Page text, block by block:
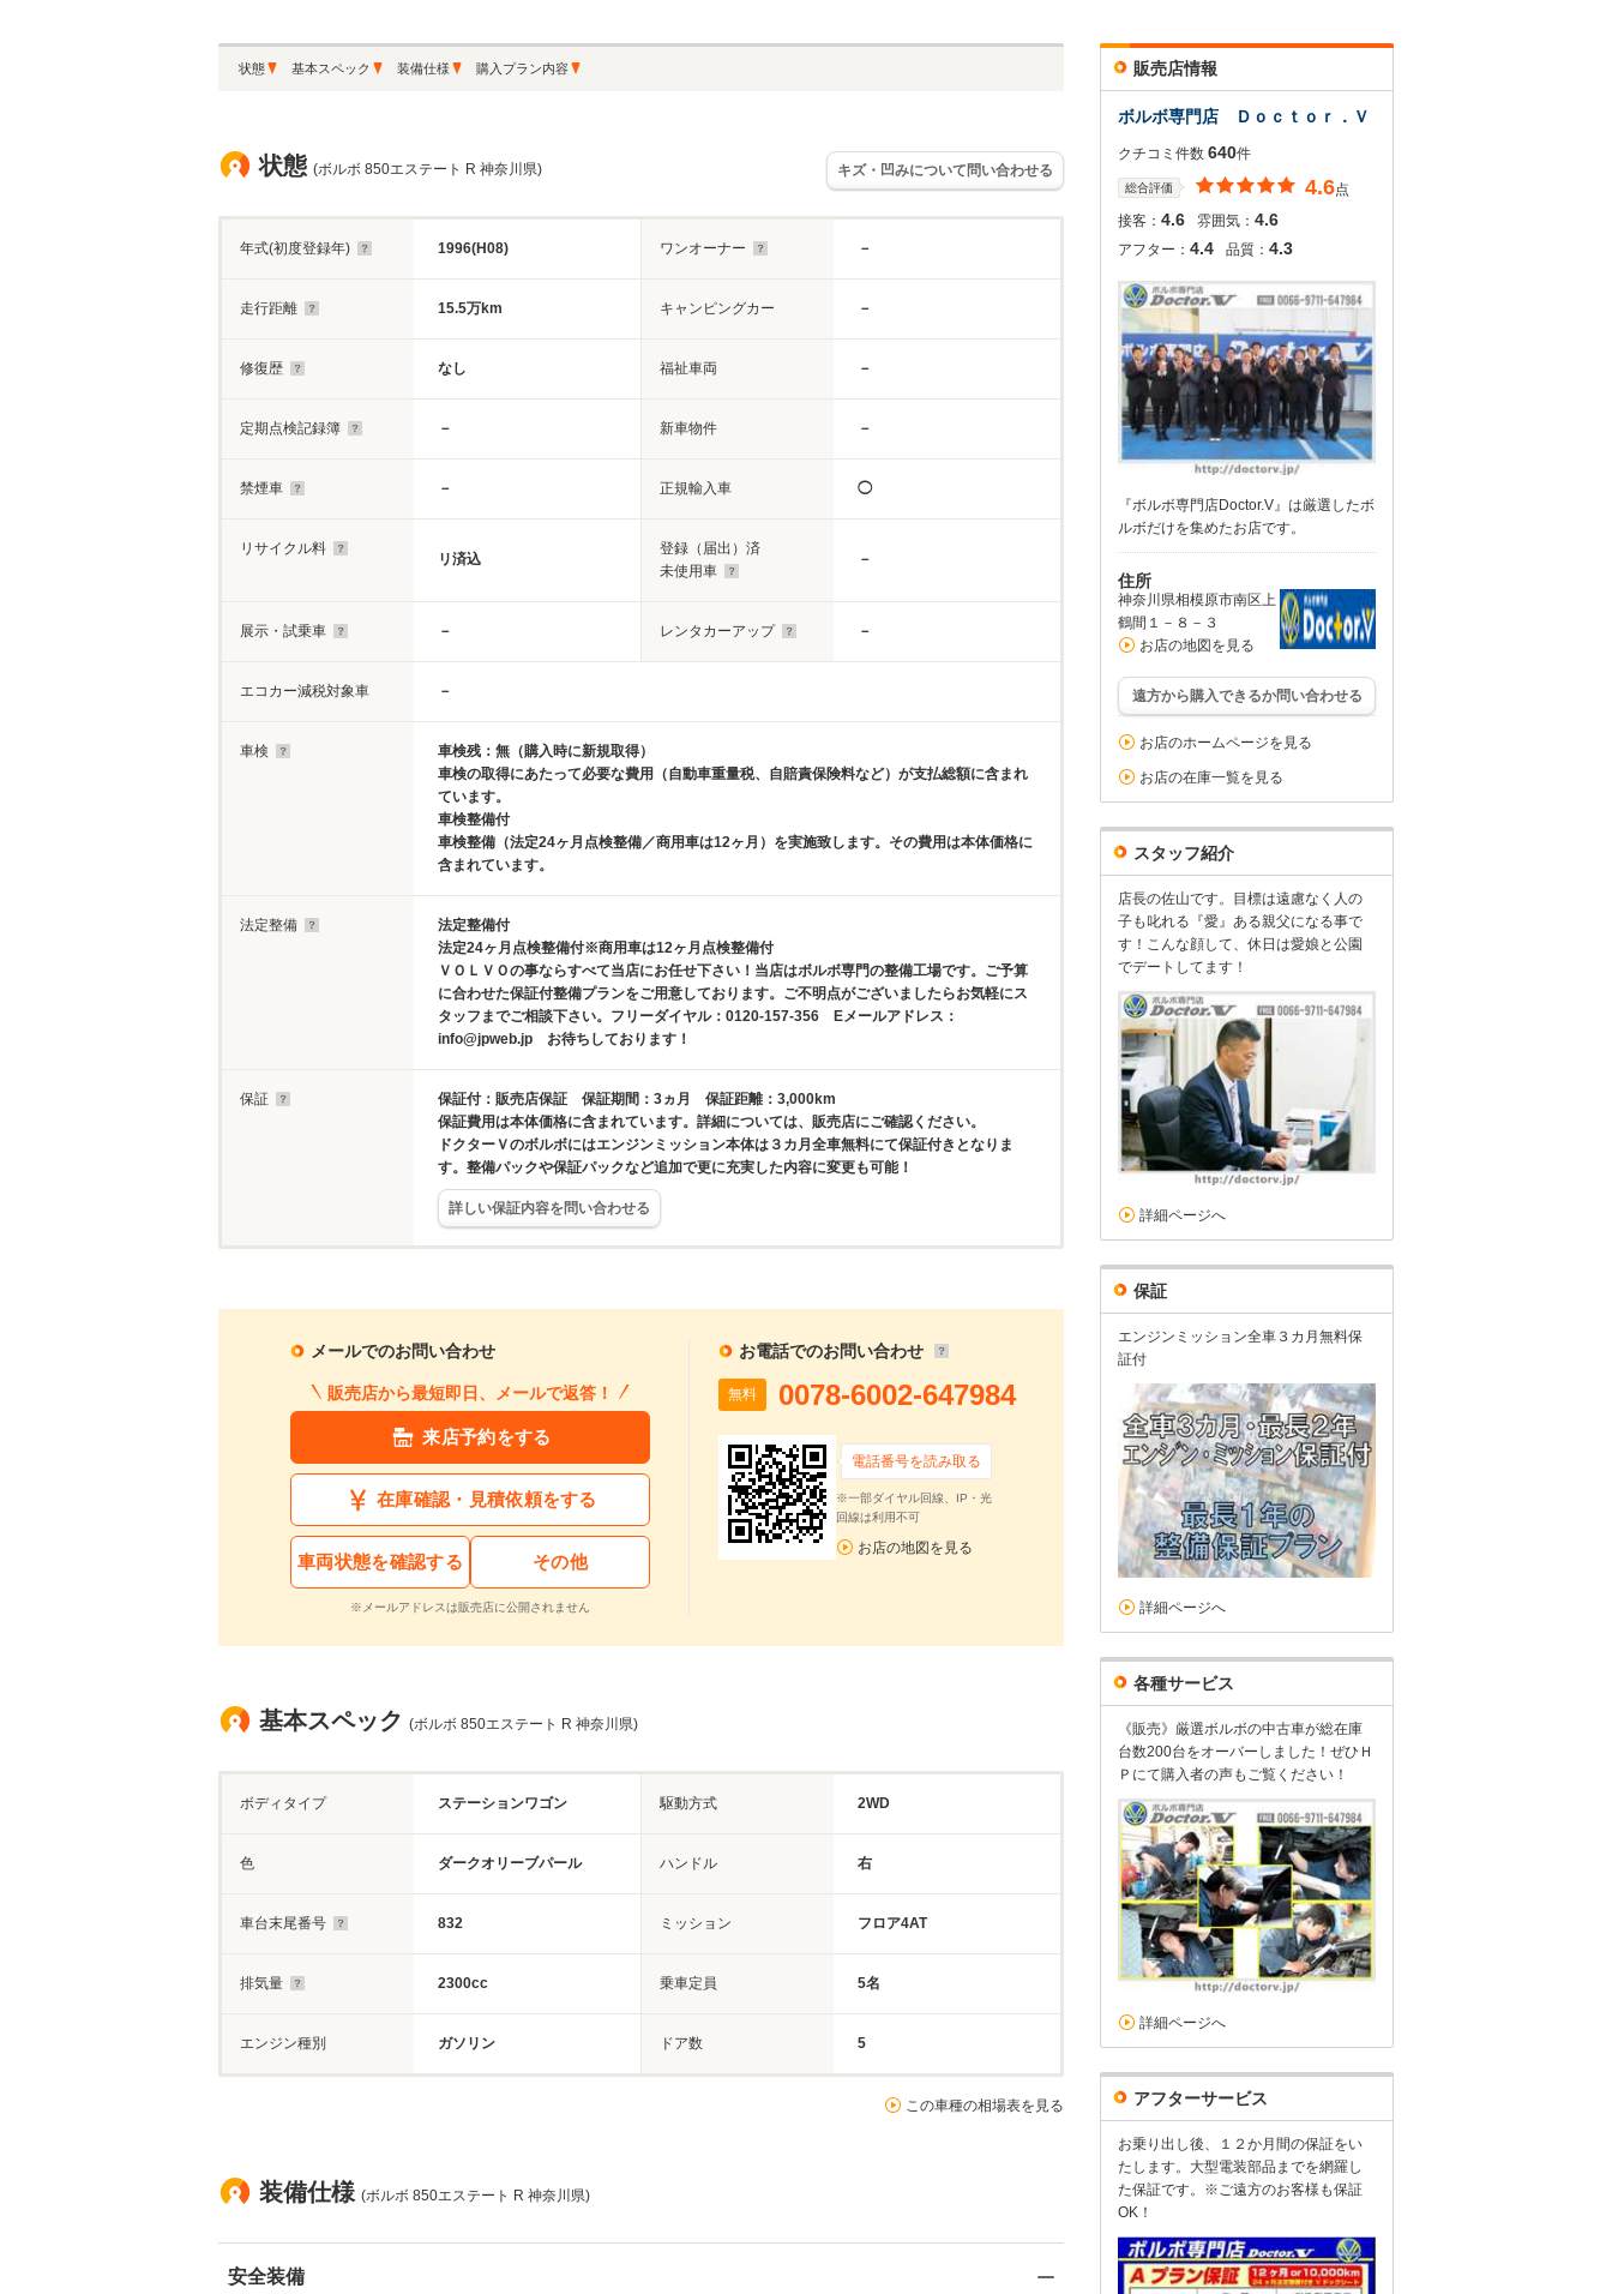
状態 基本スペック 装備仕様 購入プラン内容
状態 (ボルボ 850エステート R 神奈川県) キズ・凹みについて問い合わせる
年式(初度登録年) 1996(H08) ワンオーナー －
走行距離 15.5万km キャンピングカー －
修復歴 なし 福祉車両 －
定期点検記録簿 － 新車物件 －
禁煙車 － 正規輸入車 ◯
リサイクル料
リ済込
登録（届出）済
未使用車
－
展示・試乗車 － レンタカーアップ －
エコカー減税対象車 －
車検
車検残：無（購入時に新規取得）
車検の取得にあたって必要な費用（自動車重量税、自賠責保険料など）が支払総額に含まれ
ています。
車検整備付
車検整備（法定24ヶ月点検整備／商用車は12ヶ月）を実施致します。その費用は本体価格に
含まれています。
法定整備
法定整備付
法定24ヶ月点検整備付※商用車は12ヶ月点検整備付
ＶＯＬＶＯの事ならすべて当店にお任せ下さい！当店はボルボ専門の整備工場です。ご予算
に合わせた保証付整備プランをご用意しております。ご不明点がございましたらお気軽にス
タッフまでご相談下さい。フリーダイヤル：0120-157-356 Eメールアドレス：
info@jpweb.jp お待ちしております！
保証
保証付：販売店保証 保証期間：3ヵ月 保証距離：3,000km
保証費用は本体価格に含まれています。詳細については、販売店にご確認ください。
ドクターＶのボルボにはエンジンミッション本体は３カ月全車無料にて保証付きとなりま
す。整備パックや保証パックなど追加で更に充実した内容に変更も可能！
詳しい保証内容を問い合わせる
メールでのお問い合わせ
販売店から最短即日、メールで返答！
来店予約をする
在庫確認・見積依頼をする
車両状態を確認する その他
※メールアドレスは販売店に公開されません
お電話でのお問い合わせ
無料 0078-6002-647984
電話番号を読み取る
※一部ダイヤル回線、IP・光
回線は利用不可
お店の地図を見る
基本スペック (ボルボ 850エステート R 神奈川県)
ボディタイプ ステーションワゴン 駆動方式 2WD
色 ダークオリーブパール ハンドル 右
車台末尾番号 832 ミッション フロア4AT
排気量 2300cc 乗車定員 5名
エンジン種別 ガソリン ドア数 5
この車種の相場表を見る
装備仕様 (ボルボ 850エステート R 神奈川県)
安全装備
販売店情報
ボルボ専門店 Ｄｏｃｔｏｒ．Ｖ
クチコミ件数 640件
総合評価 4.6点
接客： 4.6 雰囲気： 4.6
アフター： 4.4 品質： 4.3
『ボルボ専門店Doctor.V』は厳選したボ
ルボだけを集めたお店です。
住所
神奈川県相模原市南区上
鶴間１－８－３
お店の地図を見る
遠方から購入できるか問い合わせる
お店のホームページを見る
お店の在庫一覧を見る
スタッフ紹介
店長の佐山です。目標は遠慮なく人の
子も叱れる『愛』ある親父になる事で
す！こんな顔して、休日は愛娘と公園
でデートしてます！
詳細ページへ
保証
エンジンミッション全車３カ月無料保
証付
詳細ページへ
各種サービス
《販売》厳選ボルボの中古車が総在庫
台数200台をオーバーしました！ぜひＨ
Ｐにて購入者の声もご覧ください！
詳細ページへ
アフターサービス
お乗り出し後、１２か月間の保証をい
たします。大型電装部品までを網羅し
た保証です。※ご遠方のお客様も保証
OK！
再シミュレーションする